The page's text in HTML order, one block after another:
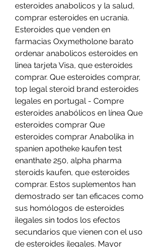
esteroides anabolicos y la salud,
comprar esteroides en ucrania.
Esteroides que venden en
farmacias Oxymetholone barato
ordenar anabolicos esteroides en
linea tarjeta Visa, que esteroides
comprar. Que esteroides comprar,
top legal steroid brand esteroides
legales en portugal - Compre
esteroides anabólicos en línea Que
esteroides comprar Que
esteroides comprar Anabolika in
spanien apotheke kaufen test
enanthate 250, alpha pharma
steroids kaufen, que esteroides
comprar. Estos suplementos han
demostrado ser tan eficaces como
sus homólogos de esteroides
ilegales sin todos los efectos
secundarios que vienen con el uso
de esteroides ilegales. Mayor